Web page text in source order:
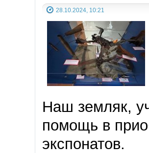
28.10.2024, 10:21
Наш земляк,
помощь в
экспонатов.